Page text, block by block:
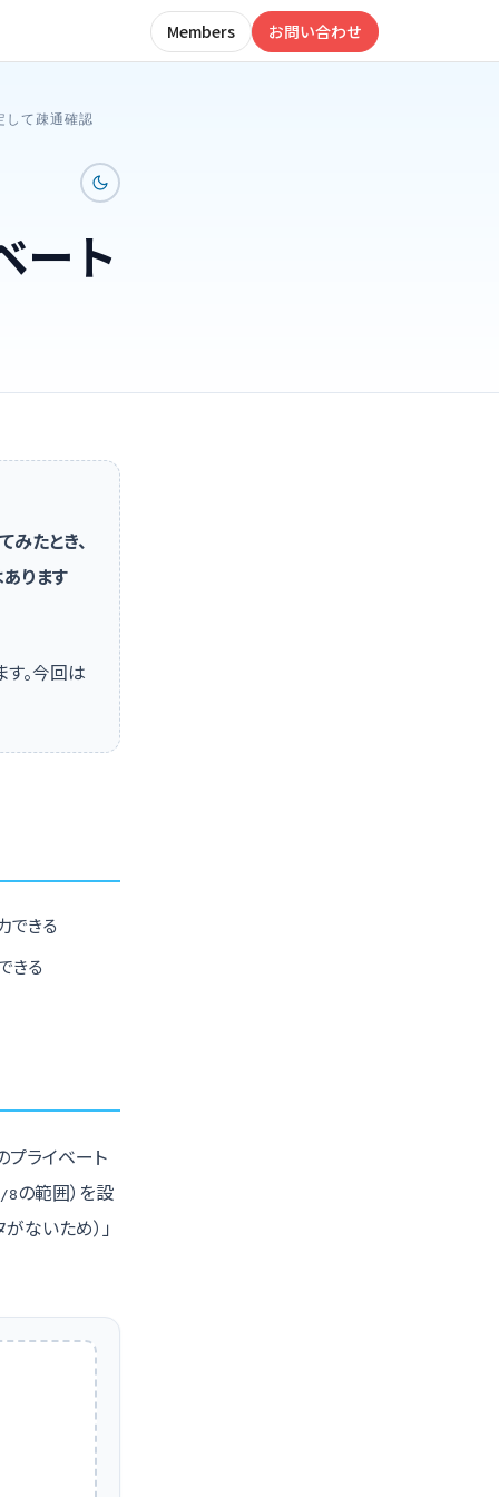
Members お問い合わせ
て疎通確認
ート
たとき、
ります
。今回は
できる
きる
プライベート
8の範囲）を設
ないため）」